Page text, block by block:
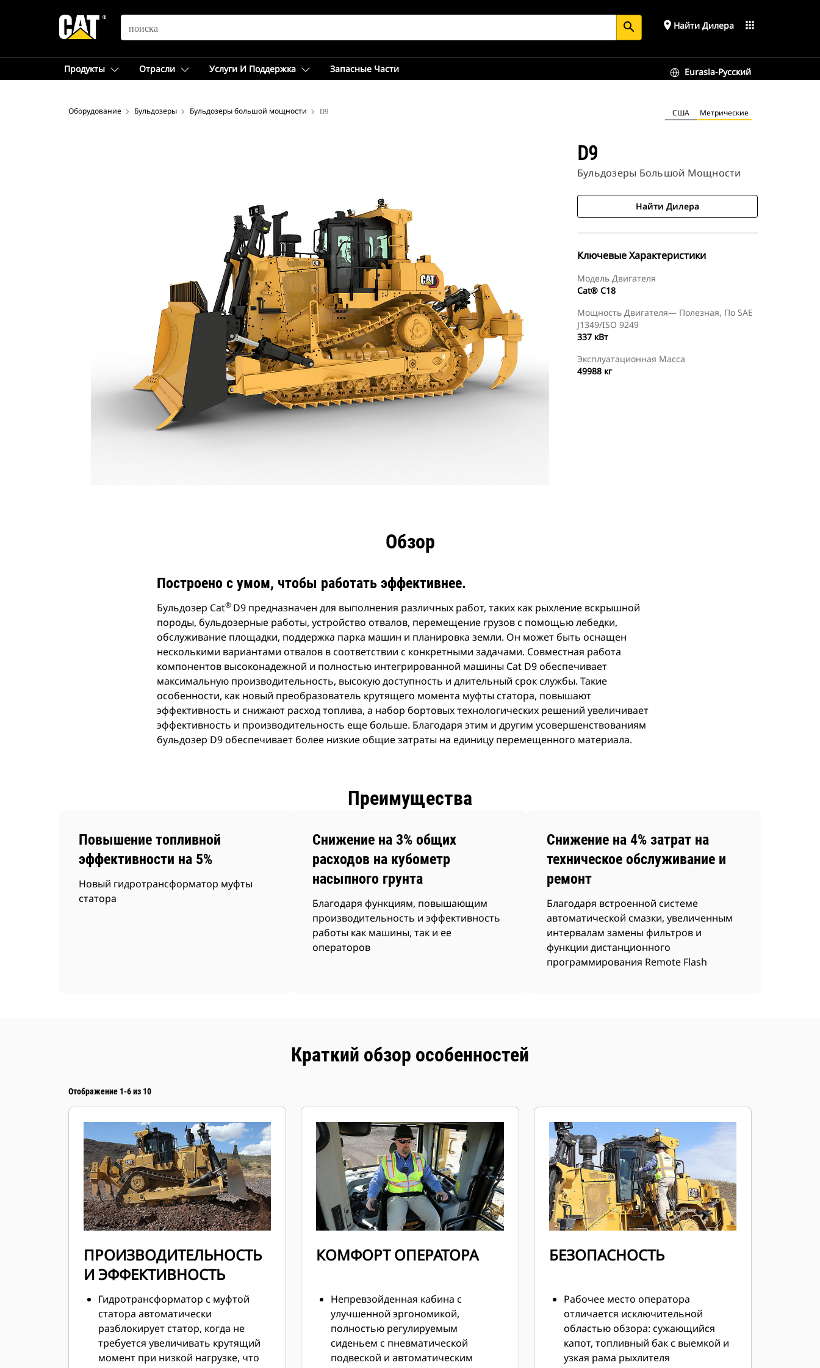
SEARCH search place Найти Дилера apps
Продукты Отрасли Услуги И Поддержка Запасные Части Eurasia-Русский
Оборудование Бульдозеры Бульдозеры большой мощности D9 США Метрические
D9
Бульдозеры Большой Мощности
Найти Дилера
Ключевые Характеристики
Модель Двигателя
Cat® C18
Мощность Двигателя— Полезная, По SAE
J1349/ISO 9249
337 кВт
Эксплуатационная Масса
49988 кг
материалы о
технологияОбзор
Построено с умом, чтобы работать эффективнее.
Бульдозер Cat® D9 предназначен для выполнения различных работ, таких как рыхление вскрышной
породы, бульдозерные работы, устройство отвалов, перемещение грузов с помощью лебедки,
обслуживание площадки, поддержка парка машин и планировка земли. Он может быть оснащен
несколькими вариантами отвалов в соответствии с конкретными задачами. Совместная работа
компонентов высоконадежной и полностью интегрированной машины Cat D9 обеспечивает
максимальную производительность, высокую доступность и длительный срок службы. Такие
особенности, как новый преобразователь крутящего момента муфты статора, повышают
эффективность и снижают расход топлива, а набор бортовых технологических решений увеличивает
эффективность и производительность еще больше. Благодаря этим и другим усовершенствованиям
бульдозер D9 обеспечивает более низкие общие затраты на единицу перемещенного материала.
Преимущества
Повышение топливной
эффективности на 5%
Новый гидротрансформатор муфты
статора
Снижение на 3% общих
расходов на кубометр
насыпного грунта
Благодаря функциям, повышающим
производительность и эффективность
работы как машины, так и ее
операторов
Снижение на 4% затрат на
техническое обслуживание и
ремонт
Благодаря встроенной системе
автоматической смазки, увеличенным
интервалам замены фильтров и
функции дистанционного
программирования Remote Flash
Краткий обзор особенностей
Отображение 1-6 из 10
ПРОИЗВОДИТЕЛЬНОСТЬ
И ЭФФЕКТИВНОСТЬ
Гидротрансформатор с муфтой
статора автоматически
разблокирует статор, когда не
требуется увеличивать крутящий
момент при низкой нагрузке, что
КОМФОРТ ОПЕРАТОРА
Непревзойденная кабина с
улучшенной эргономикой,
полностью регулируемым
сиденьем с пневматической
подвеской и автоматическим
БЕЗОПАСНОСТЬ
Рабочее место оператора
отличается исключительной
областью обзора: сужающийся
капот, топливный бак с выемкой и
узкая рама рыхлителя